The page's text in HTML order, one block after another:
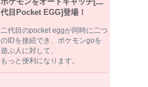
代目Pocket EGG]登場！
二代目のpocket eggが同時に二つ
のIDを接続でき、ポケモンgoを
遊ぶ人に対して、
もっと便利になります。